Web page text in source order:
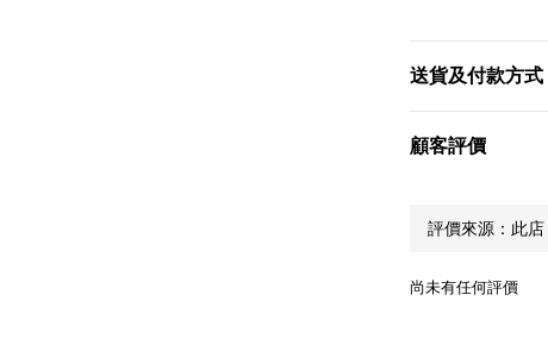
送貨及付款方式
顧客評價
尚未有任何評價